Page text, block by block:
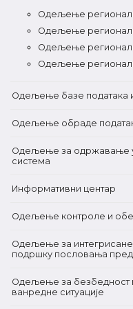
Одељење
Одељење
Одељење
Одељење
Одељење базе података
Одељење обраде
Одељење за одржавање
система
Информативни центар
Одељење контроле и
Одељење за
подршку пословања
Одељење за безбедност
ванредне ситуације